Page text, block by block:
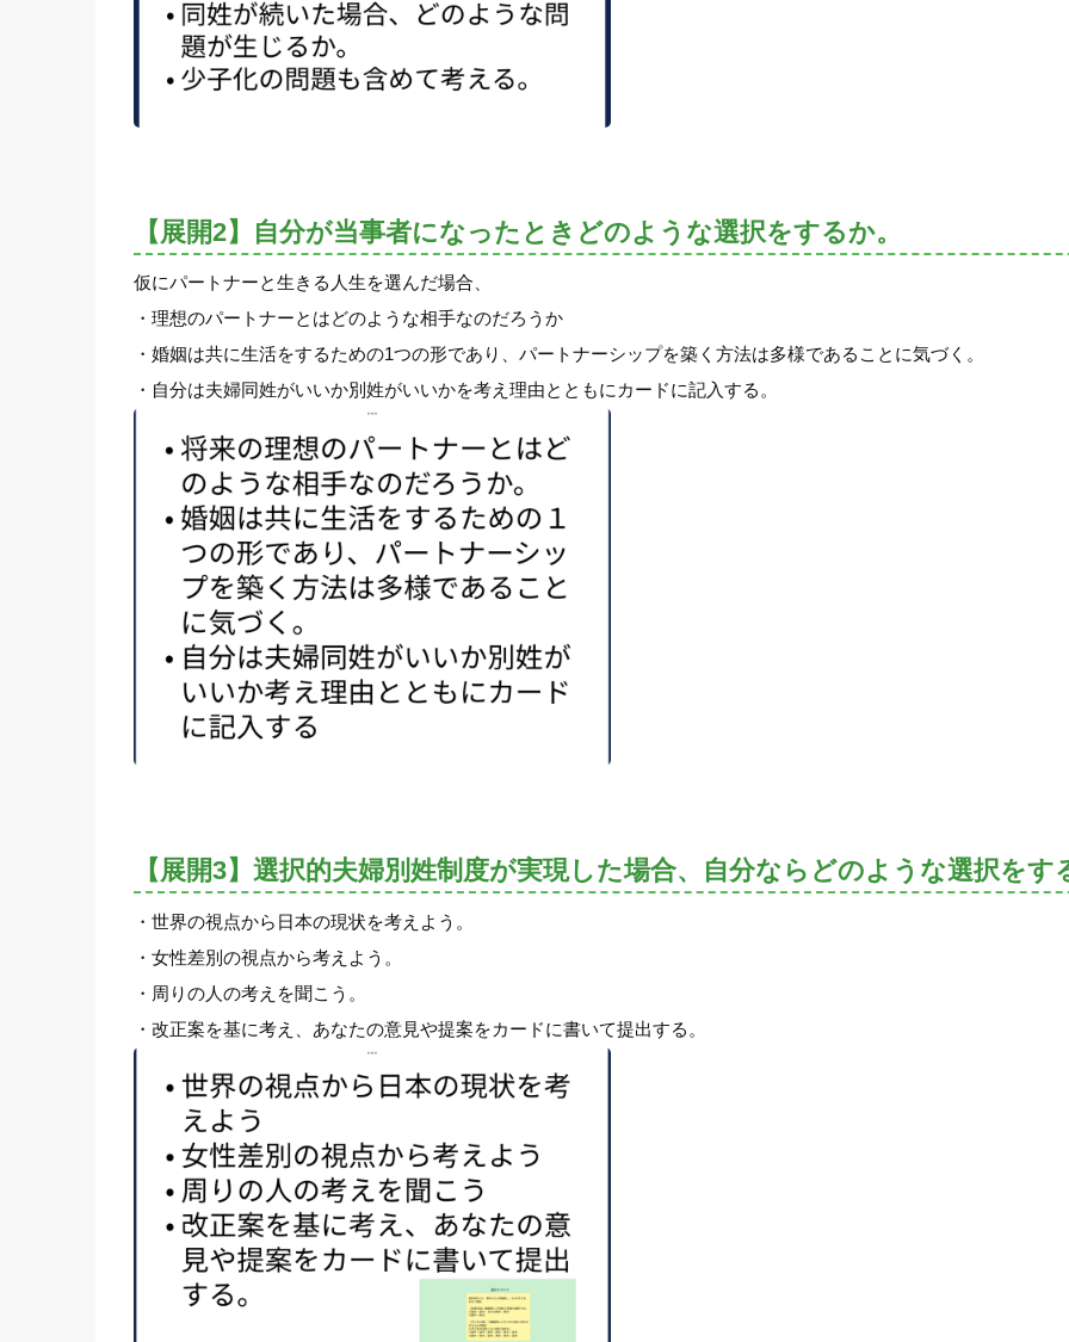
【展開2】自分が当事者になったときどのような選択をするか。
仮にパートナーと生きる人生を選んだ場合、
・理想のパートナーとはどのような相手なのだろうか
・婚姻は共に生活をするための1つの形であり、パートナーシップを築く方法は多様であることに気づく。
・自分は夫婦同姓がいいか別姓がいいかを考え理由とともにカードに記入する。
【展開3】選択的夫婦別姓制度が実現した場合、自分ならどのような選択をす
・世界の視点から日本の現状を考えよう。
・女性差別の視点から考えよう。
・周りの人の考えを聞こう。
・改正案を基に考え、あなたの意見や提案をカードに書いて提出する。